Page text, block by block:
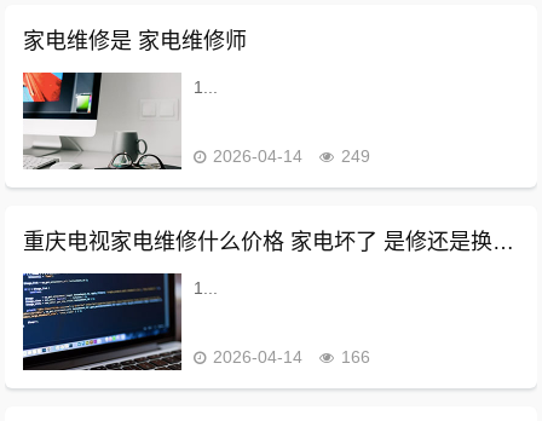
家电维修是 家电维修师
1...
2026-04-14 249
重庆电视家电维修什么价格 家电坏了 是修还是换？来看记者对重庆家电维修市场的调查
1...
2026-04-14 166